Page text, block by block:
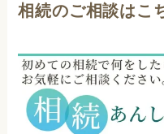
相続のご相談はこ